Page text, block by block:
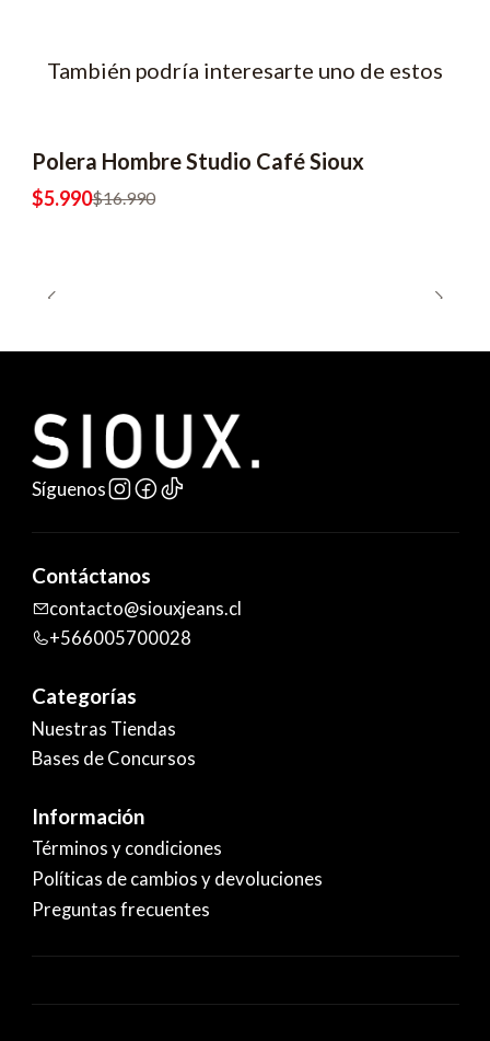
También podría interesarte uno de estos
-65% OFF
2x8990
Polera Hombre Studio Café Sioux
$5.990$16.990
Síguenos
Contáctanos
contacto@siouxjeans.cl
+566005700028
Categorías
Nuestras Tiendas
Bases de Concursos
Información
Términos y condiciones
Políticas de cambios y devoluciones
Preguntas frecuentes